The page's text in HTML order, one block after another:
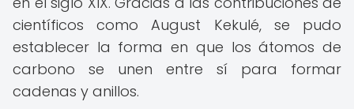
científicos como August Kekulé, se pudo
establecer la forma en que los átomos de
carbono se unen entre sí para formar
cadenas y anillos.